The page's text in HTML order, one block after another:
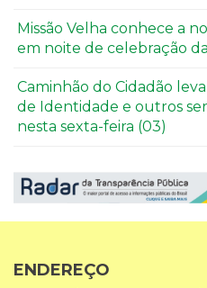
Missão Velha conhece a
em noite de celebração
Caminhão do Cidadão
de Identidade e outros
nesta sexta-feira (03)
ENDEREÇO